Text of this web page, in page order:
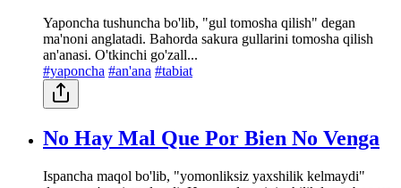
Yaponcha tushuncha bo'lib, "gul tomosha qilish" degan
ma'noni anglatadi. Bahorda sakura gullarini tomosha qilish
an'anasi. O'tkinchi go'zall...
#yaponcha #an'ana #tabiat
No Hay Mal Que Por Bien No Venga
Ispancha maqol bo'lib, "yomonliksiz yaxshilik kelmaydi"